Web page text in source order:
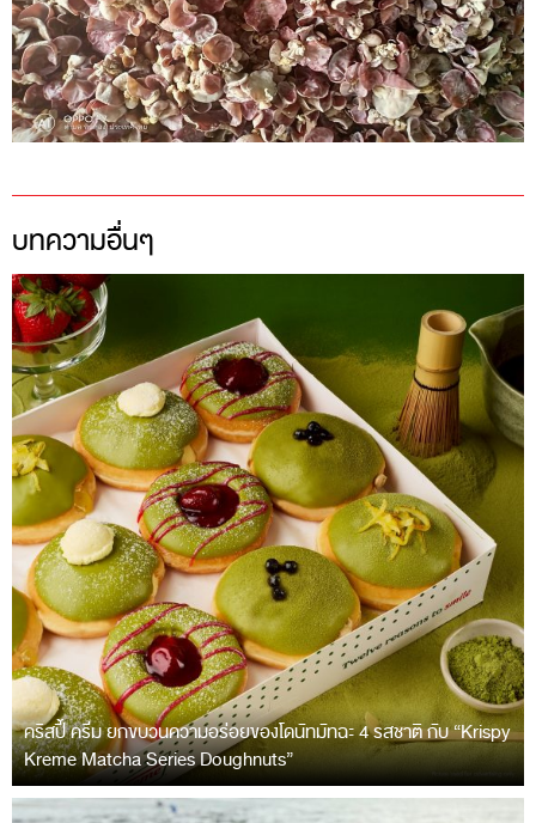
บทความอื่นๆ
คริสปี้ ครีม ยกขบวนความอร่อยของโดนัทมัทฉะ 4 รสชาติ กับ “Krispy
Kreme Matcha Series Doughnuts”